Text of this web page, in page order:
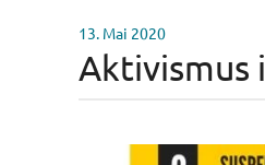
13. Mai 2020
Aktivismus